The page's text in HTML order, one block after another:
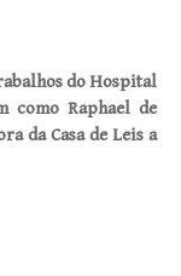
do Hospital
como Raphael de
da Casa de Leis a